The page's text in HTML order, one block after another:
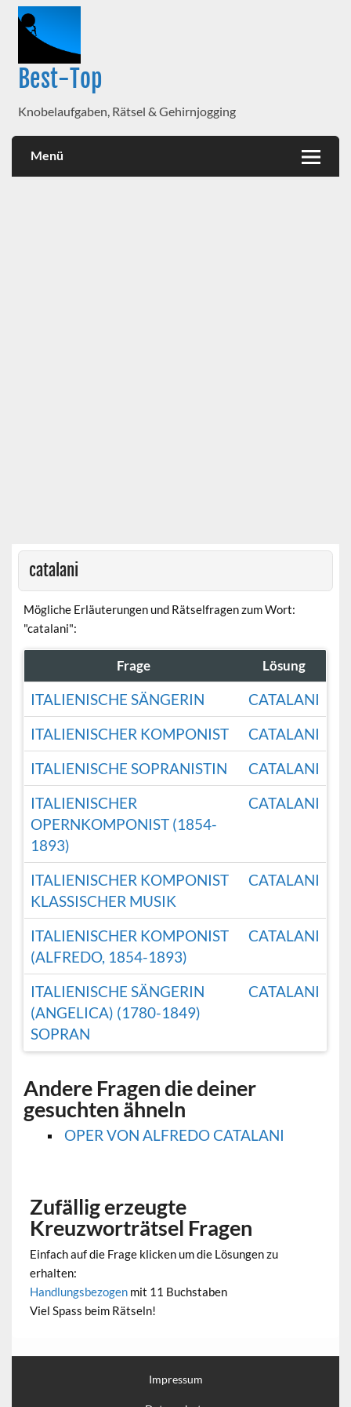
Best-Top
Knobelaufgaben, Rätsel & Gehirnjogging
Menü
catalani
Mögliche Erläuterungen und Rätselfragen zum Wort:
"catalani":
Frage Lösung
ITALIENISCHE SÄNGERIN
CATALANI
ITALIENISCHER KOMPONIST
CATALANI
ITALIENISCHE SOPRANISTIN
CATALANI
ITALIENISCHER
OPERNKOMPONIST (1854-
1893)
CATALANI
ITALIENISCHER KOMPONIST
KLASSISCHER MUSIK
CATALANI
ITALIENISCHER KOMPONIST
(ALFREDO, 1854-1893)
CATALANI
ITALIENISCHE SÄNGERIN
(ANGELICA) (1780-1849)
SOPRAN
CATALANI
Andere Fragen die deiner
gesuchten ähneln
OPER VON ALFREDO CATALANI
Zufällig erzeugte
Kreuzworträtsel Fragen
Einfach auf die Frage klicken um die Lösungen zu
erhalten:
Handlungsbezogen mit 11 Buchstaben
Viel Spass beim Rätseln!
Impressum